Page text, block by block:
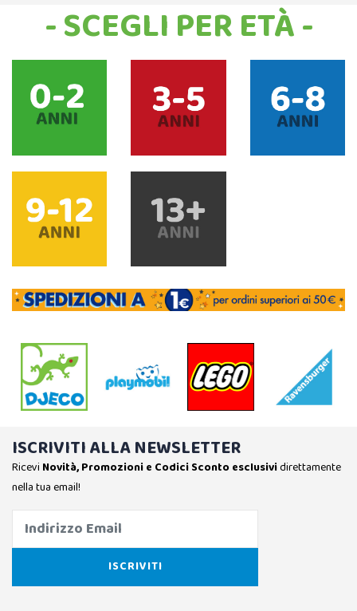
- SCEGLI PER ETÀ -
ISCRIVITI ALLA NEWSLETTER
Ricevi Novità, Promozioni e Codici Sconto esclusividirettamente
nella tua email!